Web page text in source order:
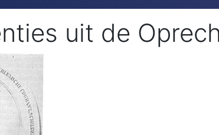
uit de